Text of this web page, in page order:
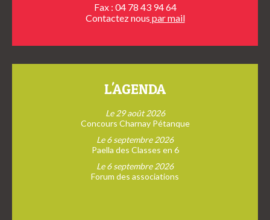
Fax : 04 78 43 94 64
Contactez nous par mail
L'AGENDA
Le 29 août 2026
Concours Charnay Pétanque
Le 6 septembre 2026
Paella des Classes en 6
Le 6 septembre 2026
Forum des associations